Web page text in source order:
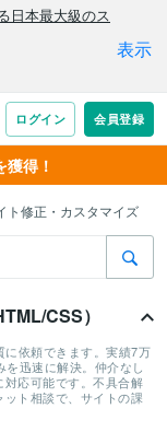
得！
ト修正・カスタマイズ
CSS）
依頼できます。実績7万
迅速に解決。仲介なし
応可能です。不具合解
ト相談で、サイトの課